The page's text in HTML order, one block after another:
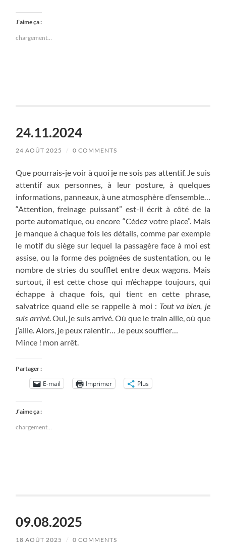
J’aime ça :
chargement…
24.11.2024
24 AOÛT 2025 / 0 COMMENTS
Que pourrais-je voir à quoi je ne sois pas attentif. Je suis
attentif aux personnes, à leur posture, à quelques
informations, panneaux, à une atmosphère d’ensemble…
“Attention, freinage puissant” est-il écrit à côté de la
porte automatique, ou encore “Cédez votre place”. Mais
je manque à chaque fois les détails, comme par exemple
le motif du siège sur lequel la passagère face à moi est
assise, ou la forme des poignées de sustentation, ou le
nombre de stries du soufflet entre deux wagons. Mais
surtout, il est cette chose qui m’échappe toujours, qui
échappe à chaque fois, qui tient en cette phrase,
salvatrice quand elle se rappelle à moi : Tout va bien, je
suis arrivé. Oui, je suis arrivé. Où que le train aille, où que
j’aille. Alors, je peux ralentir… Je peux souffler…
Mince ! mon arrêt.
Partager :
E-mail Imprimer Plus
J’aime ça :
chargement…
09.08.2025
18 AOÛT 2025 / 0 COMMENTS